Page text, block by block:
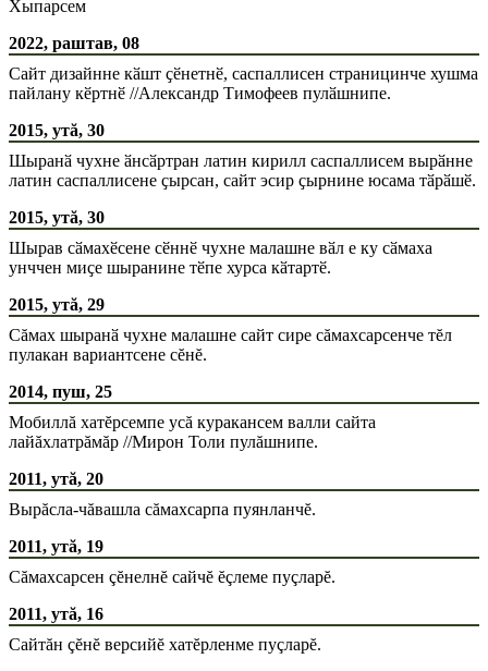
Хыпарсем
2022, раштав, 08
Сайт дизайнне кӑшт ҫӗнетнӗ, саспаллисен страницинче хушма
пайлану кӗртнӗ //Александр Тимофеев пулӑшнипе.
2015, утă, 30
Шыранӑ чухне ӑнсӑртран латин кирилл саспаллисем вырӑнне
латин саспаллисене ҫырсан, сайт эсир ҫырнине юсама тӑрӑшӗ.
2015, утă, 30
Шырав сӑмахӗсене сӗннӗ чухне малашне вӑл е ку сӑмаха
унччен миҫе шыранине тӗпе хурса кӑтартӗ.
2015, утă, 29
Сăмах шыранӑ чухне малашне сайт сире сăмахсарсенче тĕл
пулакан вариантсене сĕнĕ.
2014, пуш, 25
Мобиллă хатĕрсемпе усă куракансем валли сайта
лайăхлатрăмăр //Мирон Толи пулăшнипе.
2011, утă, 20
Вырăсла-чăвашла сăмахсарпа пуянланчĕ.
2011, утă, 19
Сăмахсарсен çĕнелнĕ сайчĕ ĕçлеме пуçларĕ.
2011, утă, 16
Сайтăн çĕнĕ версийĕ хатĕрленме пуçларĕ.